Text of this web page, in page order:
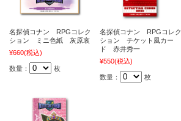
名探偵コナン RPGコレク
ション ミニ色紙 灰原哀
¥660(税込)
数量： 枚
名探偵コナン RPGコレク
ション チケット風カー
ド 赤井秀一
¥550(税込)
数量： 枚